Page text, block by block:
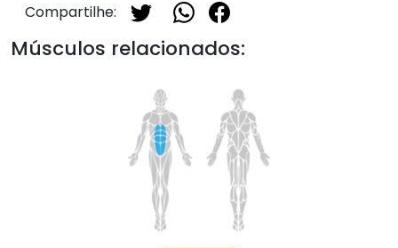
Compartilhe:
Músculos relacionados: